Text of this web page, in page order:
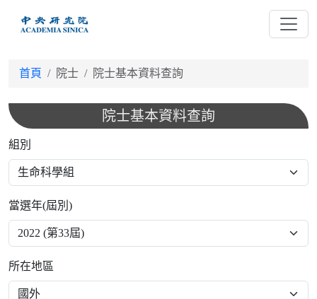
首頁 院士 院士基本資料查詢
院士基本資料查詢
組別
當選年(屆別)
所在地區